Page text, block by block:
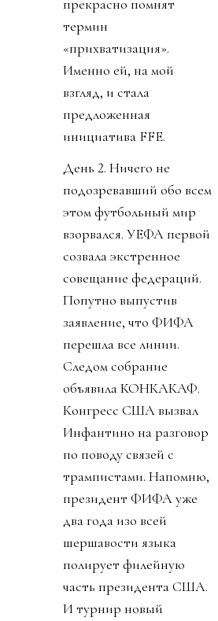
прекрасно помнят
термин
«прихватизация».
Именно ей, на мой
взгляд, и стала
предложенная
инициатива FFE.
День 2. Ничего не
подозревавший обо всем
этом футбольный мир
взорвался. УЕФА первой
созвала экстренное
совещание федераций.
Попутно выпустив
заявление, что ФИФА
перешла все линии.
Следом собрание
объявила КОНКАКАФ.
Конгресс США вызвал
Инфантино на разговор
по поводу связей с
трампистами. Напомню,
президент ФИФА уже
два года изо всей
шершавости языка
полирует филейную
часть президента США.
И турнир новый